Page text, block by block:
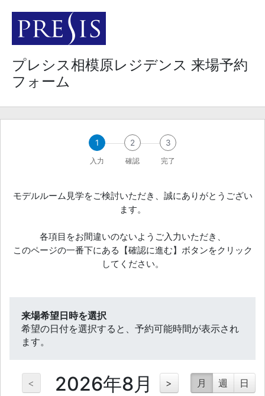
プレシス相模原レジデンス 来場予約
フォーム
1
入力
2
確認
3
完了
モデルルーム見学をご検討いただき、誠にありがとうござい
ます。
各項目をお間違いのないようご入力いただき、
このページの一番下にある【確認に進む】ボタンをクリック
してください。
来場希望日時を選択
希望の日付を選択すると、予約可能時間が表示され
ます。
月 週 日
< 2026年8月 >